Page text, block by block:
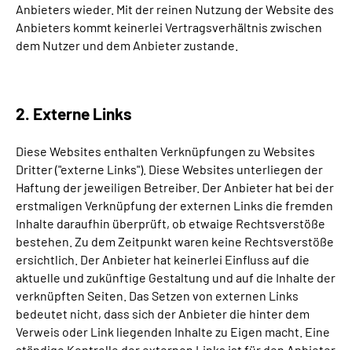
Anbieters wieder. Mit der reinen Nutzung der Website des
Anbieters kommt keinerlei Vertragsverhältnis zwischen
dem Nutzer und dem Anbieter zustande.
2. Externe Links
Diese Websites enthalten Verknüpfungen zu Websites
Dritter ("externe Links"). Diese Websites unterliegen der
Haftung der jeweiligen Betreiber. Der Anbieter hat bei der
erstmaligen Verknüpfung der externen Links die fremden
Inhalte daraufhin überprüft, ob etwaige Rechtsverstöße
bestehen. Zu dem Zeitpunkt waren keine Rechtsverstöße
ersichtlich. Der Anbieter hat keinerlei Einfluss auf die
aktuelle und zukünftige Gestaltung und auf die Inhalte der
verknüpften Seiten. Das Setzen von externen Links
bedeutet nicht, dass sich der Anbieter die hinter dem
Verweis oder Link liegenden Inhalte zu Eigen macht. Eine